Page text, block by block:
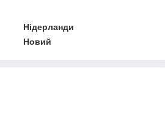
Нідерланди
Новий